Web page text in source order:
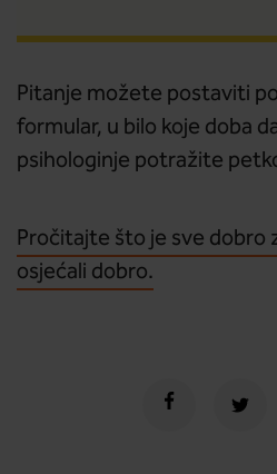
Pitanje možete postaviti
formular, u bilo koje doba
psihologinje potražite
Pročitajte što je sve dobro
osjećali dobro.